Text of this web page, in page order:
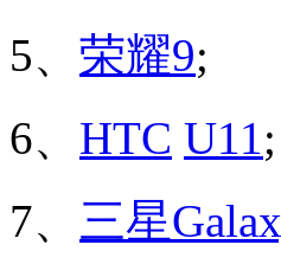
5、 荣耀9;
6、 HTC U11;
7、 三星